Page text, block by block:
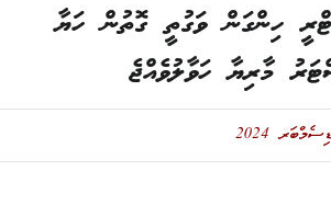
ހިންގަން ވަގުތީ ގޮތުން ހަޔާ
މާރިޔާ ހަވާލުވެއްޖެ